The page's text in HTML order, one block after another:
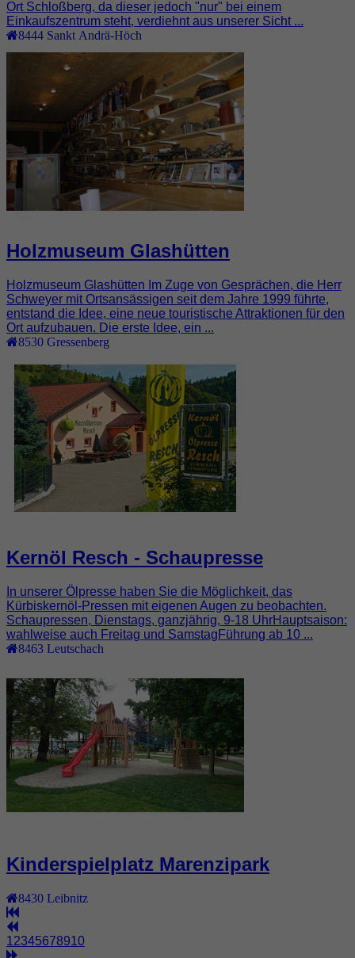
Ort Schloßberg, da dieser jedoch "nur" bei einem
Einkaufszentrum steht, verdiehnt aus unserer Sicht ...
8444 Sankt Andrä-Höch
Holzmuseum Glashütten
Holzmuseum Glashütten Im Zuge von Gesprächen, die Herr
Schweyer mit Ortsansässigen seit dem Jahre 1999 führte,
entstand die Idee, eine neue touristische Attraktionen für den
Ort aufzubauen. Die erste Idee, ein ...
8530 Gressenberg
Kernöl Resch - Schaupresse
In unserer Ölpresse haben Sie die Möglichkeit, das
Kürbiskernöl-Pressen mit eigenen Augen zu beobachten.
Schaupressen, Dienstags, ganzjährig, 9-18 UhrHauptsaison:
wahlweise auch Freitag und SamstagFührung ab 10 ...
8463 Leutschach
Kinderspielplatz Marenzipark
8430 Leibnitz
1 2345678910